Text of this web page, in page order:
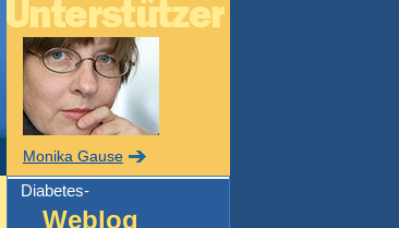
Monika Gause
Diabetes-
Weblog